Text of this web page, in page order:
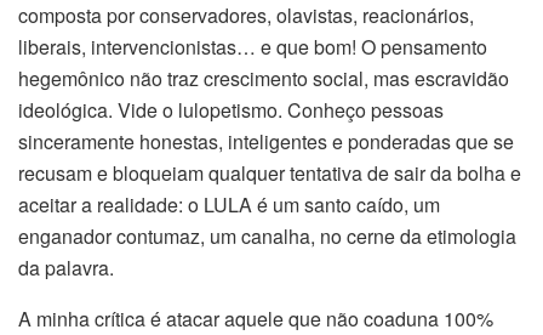
composta por conservadores, olavistas, reacionários,
liberais, intervencionistas… e que bom! O pensamento
hegemônico não traz crescimento social, mas escravidão
ideológica. Vide o lulopetismo. Conheço pessoas
sinceramente honestas, inteligentes e ponderadas que se
recusam e bloqueiam qualquer tentativa de sair da bolha e
aceitar a realidade: o LULA é um santo caído, um
enganador contumaz, um canalha, no cerne da etimologia
da palavra.
A minha crítica é atacar aquele que não coaduna 100%